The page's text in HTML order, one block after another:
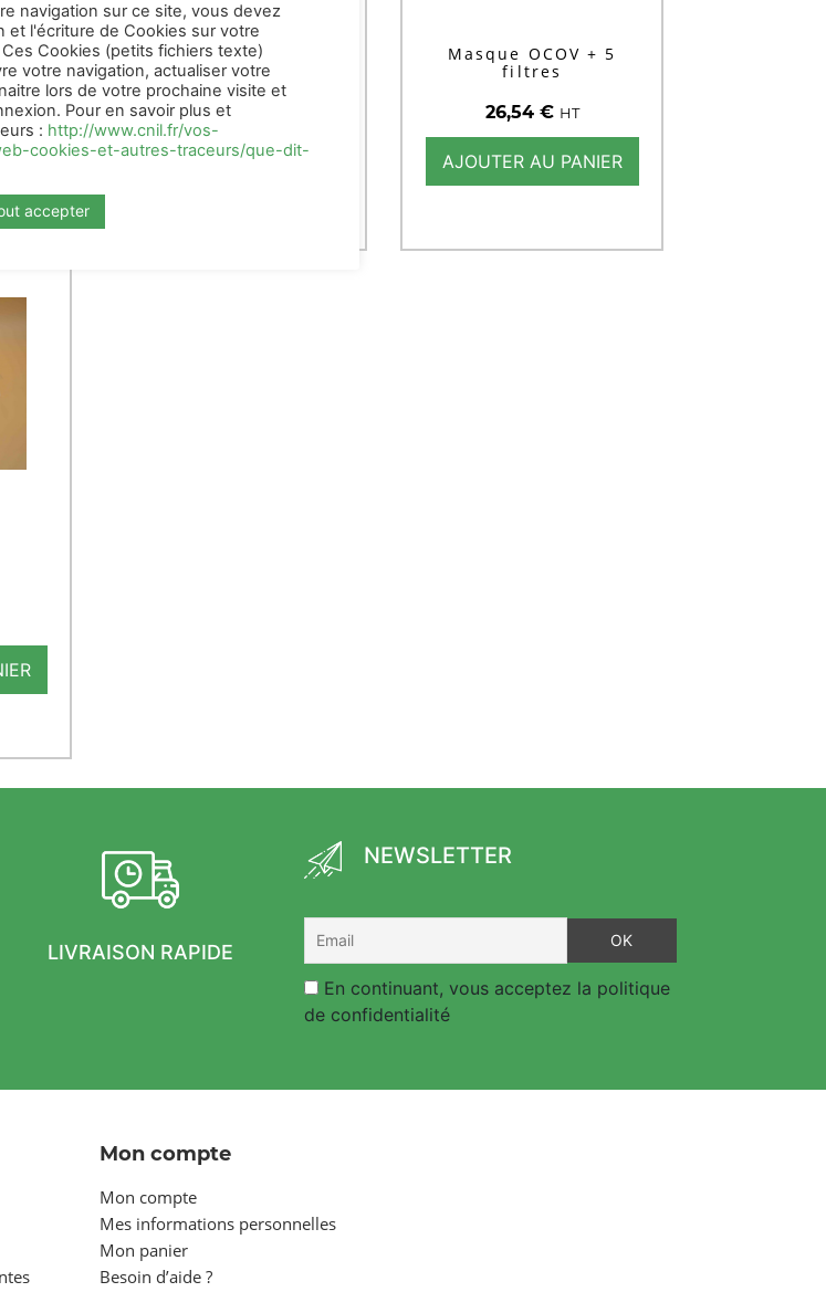
P2)
Sachet de 5 filtres
OCOV (réutilisable
catégorie 1)
9,75
Masque OCOV + 5
filtres
26,54 € HT
AJOUTER AU PANIER
LIVRAISON RAPIDE
NEWSLETTER
En continuant, vous acceptez la politique
de confidentialité
Mon compte
Mon compte
Mes informations personnelles
Mon panier
Besoin d’aide ?
navigation sur ce site, vous devez
et l'écriture de Cookies sur votre
Cookies (petits fichiers texte)
votre navigation, actualiser votre
lors de votre prochaine visite et
Pour en savoir plus et
: http://www.cnil.fr/vos-
cookies-et-autres-traceurs/que-dit-
accepter